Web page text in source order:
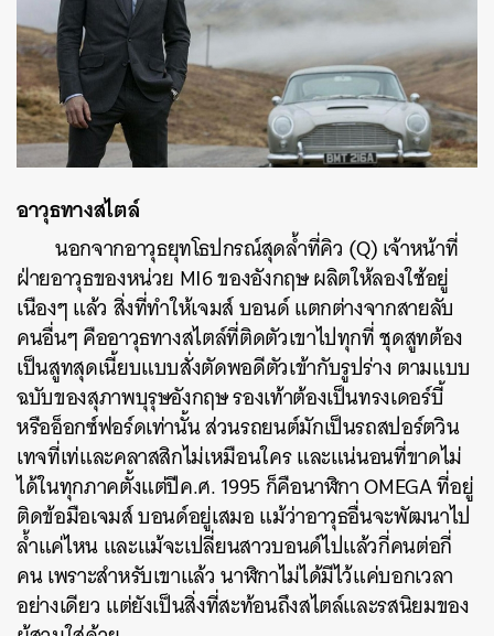
อาวุธทางสไตล์
นอกจากอาวุธยุทโธปกรณ์สุดล้ำที่คิว (Q) เจ้าหน้าที่
ฝ่ายอาวุธของหน่วย MI6 ของอังกฤษ ผลิตให้ลองใช้อยู่
เนืองๆ แล้ว สิ่งที่ทำให้เจมส์ บอนด์ แตกต่างจากสายลับ
คนอื่นๆ คืออาวุธทางสไตล์ที่ติดตัวเขาไปทุกที่ ชุดสูทต้อง
เป็นสูทสุดเนี้ยบแบบสั่งตัดพอดีตัวเข้ากับรูปร่าง ตามแบบ
ฉบับของสุภาพบุรุษอังกฤษ รองเท้าต้องเป็นทรงเดอร์บี้
หรืออ็อกซ์ฟอร์ดเท่านั้น ส่วนรถยนต์มักเป็นรถสปอร์ตวิน
เทจที่เท่และคลาสสิกไม่เหมือนใคร และแน่นอนที่ขาดไม่
ได้ในทุกภาคตั้งแต่ปีค.ศ. 1995 ก็คือนาฬิกา OMEGA ที่อยู่
ติดข้อมือเจมส์ บอนด์อยู่เสมอ แม้ว่าอาวุธอื่นจะพัฒนาไป
ล้ำแค่ไหน และแม้จะเปลี่ยนสาวบอนด์ไปแล้วกี่คนต่อกี่
คน เพราะสำหรับเขาแล้ว นาฬิกาไม่ได้มีไว้แค่บอกเวลา
อย่างเดียว แต่ยังเป็นสิ่งที่สะท้อนถึงสไตล์และรสนิยมของ